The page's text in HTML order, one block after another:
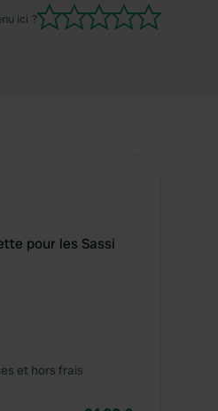
abord. GÉNIAL ! ❤️
ici ?
pour les Sassi
et hors frais